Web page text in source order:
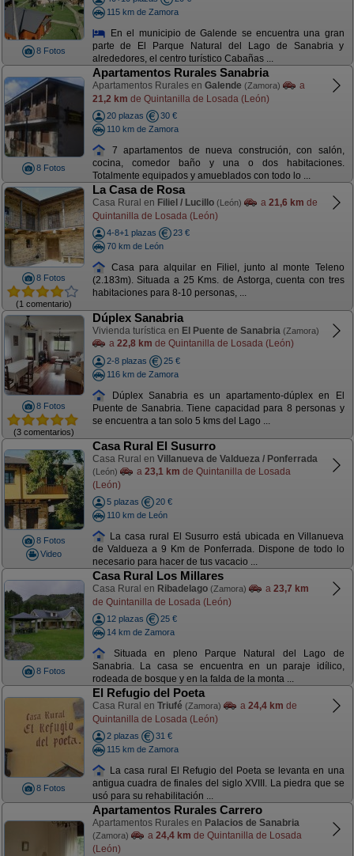
8 Fotos
115 km de Zamora
En el municipio de Galende se encuentra una gran
parte de El Parque Natural del Lago de Sanabria y
alrededores, el centro turístico Cabañas ...
8 Fotos
Apartamentos Rurales Sanabria
Apartamentos Rurales en Galende (Zamora)
a
21,2 km de Quintanilla de Losada (León)
20 plazas
30 €
110 km de Zamora
7 apartamentos de nueva construción, con salón,
cocina, comedor baño y una o dos habitaciones.
Totalmente equipados y amueblados con todo lo ...
8 Fotos
(1 comentario)
La Casa de Rosa
Casa Rural en Filiel / Lucillo (León) a 21,6 km de
Quintanilla de Losada (León)
4-8+1 plazas
23 €
70 km de León
Casa para alquilar en Filiel, junto al monte Teleno
(2.183m). Situada a 25 Kms. de Astorga, cuenta con tres
habitaciones para 8-10 personas, ...
8 Fotos
(3 comentarios)
Dúplex Sanabria
Vivienda turística en El Puente de Sanabria (Zamora)
a 22,8 km de Quintanilla de Losada (León)
2-8 plazas
25 €
116 km de Zamora
Dúplex Sanabria es un apartamento-dúplex en El
Puente de Sanabria. Tiene capacidad para 8 personas y
se encuentra a tan solo 5 kms del Lago ...
8 Fotos
Video
Casa Rural El Susurro
Casa Rural en Villanueva de Valdueza / Ponferrada
(León) a 23,1 km de Quintanilla de Losada
(León)
5 plazas
20 €
110 km de León
La casa rural El Susurro está ubicada en Villanueva
de Valdueza a 9 Km de Ponferrada. Dispone de todo lo
necesario para hacer de tus vacacio ...
8 Fotos
Casa Rural Los Millares
Casa Rural en Ribadelago (Zamora) a 23,7 km
de Quintanilla de Losada (León)
12 plazas
25 €
14 km de Zamora
Situada en pleno Parque Natural del Lago de
Sanabria. La casa se encuentra en un paraje idílico,
rodeada de bosque y en la falda de la monta ...
8 Fotos
El Refugio del Poeta
Casa Rural en Triufé (Zamora) a 24,4 km de
Quintanilla de Losada (León)
2 plazas
31 €
115 km de Zamora
La casa rural El Refugio del Poeta se levanta en una
antigua cuadra de finales del siglo XVIII. La piedra que se
usó para su rehabilitación ...
Apartamentos Rurales Carrero
Apartamentos Rurales en Palacios de Sanabria
(Zamora) a 24,4 km de Quintanilla de Losada
(León)